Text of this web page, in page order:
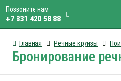
Позвоните нам
+7 831 420 58 88
Главная Речные круизы
Бронирование